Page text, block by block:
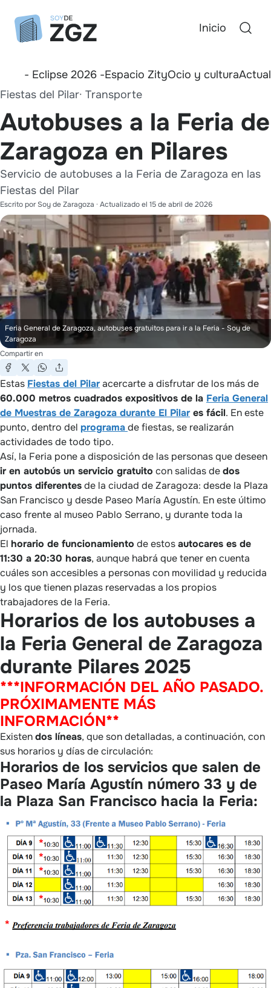
Inicio
- Eclipse 2026 -Espacio ZityOcio y cultura
Fiestas del Pilar Transporte
Autobuses a la Feria de
Zaragoza en Pilares
Servicio de autobuses a la Feria de Zaragoza en las
Fiestas del Pilar
Escrito porSoy de Zaragoza · Actualizado el 15 de abril de 2026
Feria General de Zaragoza, autobuses gratuitos para ir a la Feria - Soy de
Zaragoza
Compartir en
Estas Fiestas del Pilaracercarte a disfrutar de los más de
60.000 metros cuadrados expositivos de la Feria General
de Muestras de Zaragoza durante El Pilares fácil. En este
punto, dentro del programade fiestas, se realizarán
actividades de todo tipo.
Así, la Feria pone a disposición de las personas que deseen
ir en autobús un servicio gratuito con salidas dedos
puntos diferentesde la ciudad de Zaragoza: desde la Plaza
San Francisco y desde Paseo María Agustín. En este último
caso frente al museo Pablo Serrano, y durante toda la
jornada.
El horario de funcionamiento de estosautocares es de
11:30 a 20:30 horas, aunque habrá que tener en cuenta
cuáles son accesibles a personas con movilidad y reducida
y los que tienen plazas reservadas a los propios
trabajadores de la Feria.
Horarios de los autobuses a
la Feria General de Zaragoza
durante Pilares 2025
***INFORMACIÓN DEL AÑO PASADO.
PRÓXIMAMENTE MÁS
INFORMACIÓN**
Existendos líneas, que son detalladas, a continuación, con
sus horarios y días de circulación:
Horarios de los servicios que salen de
Paseo María Agustín número 33 y de
la Plaza San Francisco hacia la Feria: